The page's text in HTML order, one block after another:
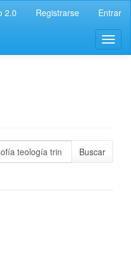
2.0 Registrarse Entrar